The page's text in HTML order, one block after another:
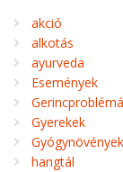
akció
alkotás
ayurveda
Események
Gyerekek
Gyógynövények
hangtál